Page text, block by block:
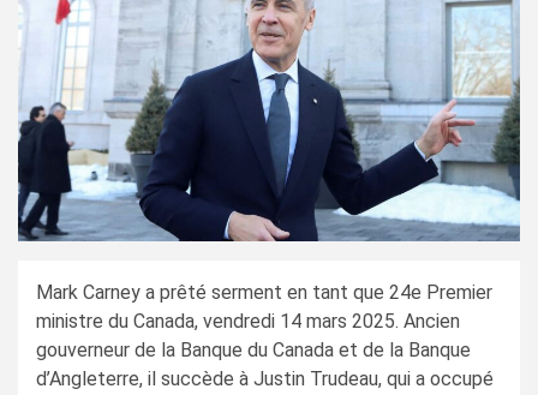
Mark Carney a prêté serment en tant que 24e Premier
ministre du Canada, vendredi 14 mars 2025. Ancien
gouverneur de la Banque du Canada et de la Banque
d’Angleterre, il succède à Justin Trudeau, qui a occupé